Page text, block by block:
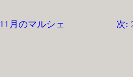
11月のマルシェ 次: